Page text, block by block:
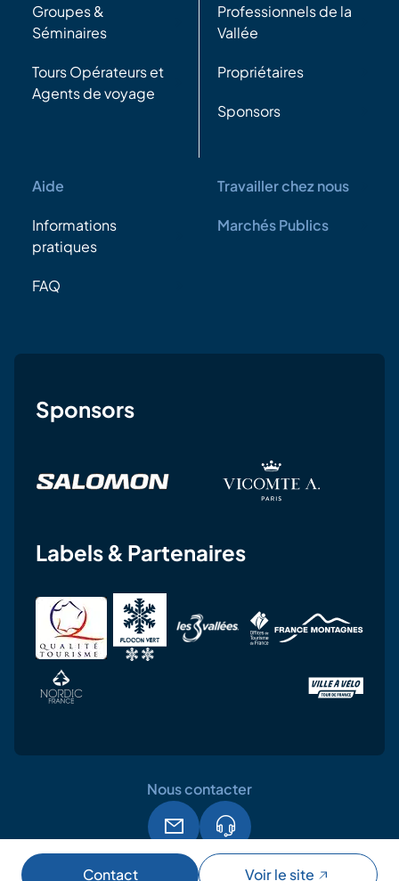
Contact Voir le site
Groupes &
Séminaires
Tours Opérateurs et
Agents de voyage
Professionnels de la
Vallée
Propriétaires
Sponsors
Aide
Informations
pratiques
FAQ
Travailler chez nous
Marchés Publics
Sponsors
Labels & Partenaires
Mentions légales
Nous contacter